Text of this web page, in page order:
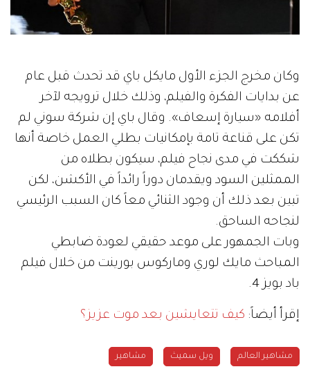
وكان مخرج الجزء الأول مايكل باي قد تحدث قبل عام
عن بدايات الفكرة والفيلم، وذلك خلال ترويجه لآخر
أفلامه «سيارة إسعاف». وقال باي إن شركة سوني لم
تكن على قناعة تامة بإمكانيات بطلي العمل خاصة أنها
شككت في مدى نجاح فيلم، سيكون بطلاه من
الممثلين السود ويقدمان دوراً رائداً في الأكشن، لكن
تبين بعد ذلك أن وجود الثنائي معاً كان السبب الرئيسي
لنجاحه الساحق.
وبات الجمهور على موعد حقيقي لعودة ضابطي
المباحث مايك لوري وماركوس بورينت من خلال فيلم
باد بويز 4.
إقرأ أيضاً: كيف تتعايشين بعد موت عزيز؟
مشاهير العالم ويل سميث مشاهير